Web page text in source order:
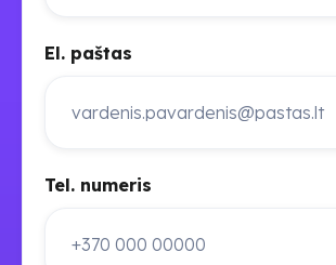
El. paštas
Tel. numeris